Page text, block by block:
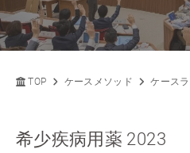
TOP ケースメソッド ケース
希少疾病用薬 2023